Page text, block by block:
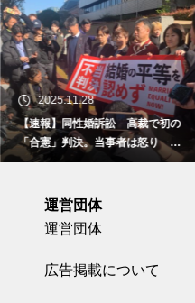
2025.11.28
【速報】同性婚訴訟 高裁で初の
「合憲」判決。当事者は怒り 東
京地裁で
運営団体
運営団体
広告掲載について